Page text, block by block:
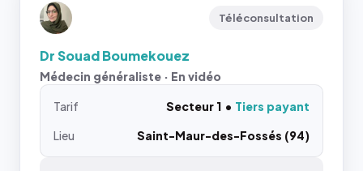
Téléconsultation
Dr Souad Boumekouez
Médecin généraliste · En vidéo
Tarif Secteur 1
Tiers payant
Lieu
Saint-Maur-des-Fossés (94)